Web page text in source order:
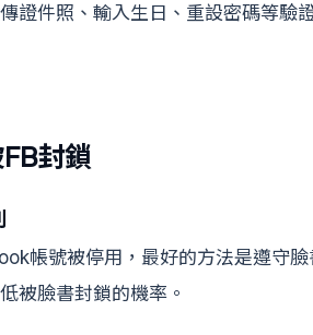
證件照、輸入生日、重設密碼等驗
封鎖
帳號被停用，最好的方法是遵守
被臉書封鎖的機率。